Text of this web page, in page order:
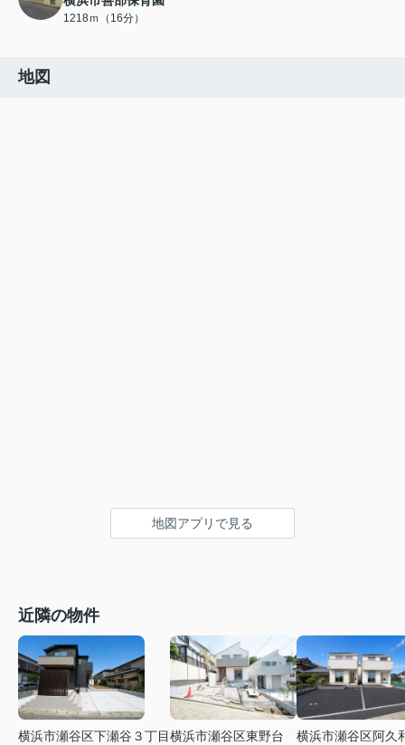
1218ｍ（16分）
地図
地図アプリで見る
近隣の物件
横浜市瀬谷区下瀬谷３丁目横浜市瀬谷区東野台
横浜市瀬谷区阿久